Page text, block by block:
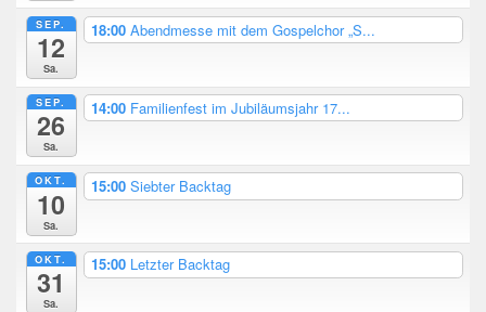
SEP.
12
Sa.
18:00 Abendmesse mit dem Gospelchor „S...
SEP.
26
Sa.
14:00 Familienfest im Jubiläumsjahr 17...
OKT.
10
Sa.
15:00 Siebter Backtag
OKT.
31
Sa.
15:00 Letzter Backtag